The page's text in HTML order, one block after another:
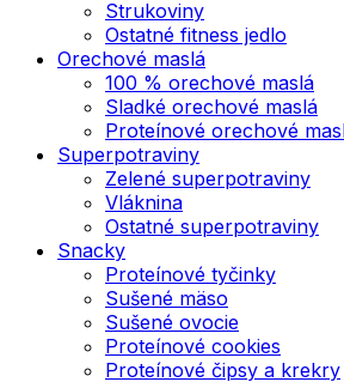
Strukoviny
Ostatné fitness jedlo
Orechové maslá
100 % orechové maslá
Sladké orechové maslá
Proteínové orechové
Superpotraviny
Zelené superpotraviny
Vláknina
Ostatné superpotraviny
Snacky
Proteínové tyčinky
Sušené mäso
Sušené ovocie
Proteínové cookies
Proteínové čipsy a krekry